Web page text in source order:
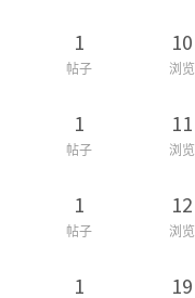
1
帖子
10
浏览
1
帖子
11
浏览
1
帖子
12
浏览
1 19